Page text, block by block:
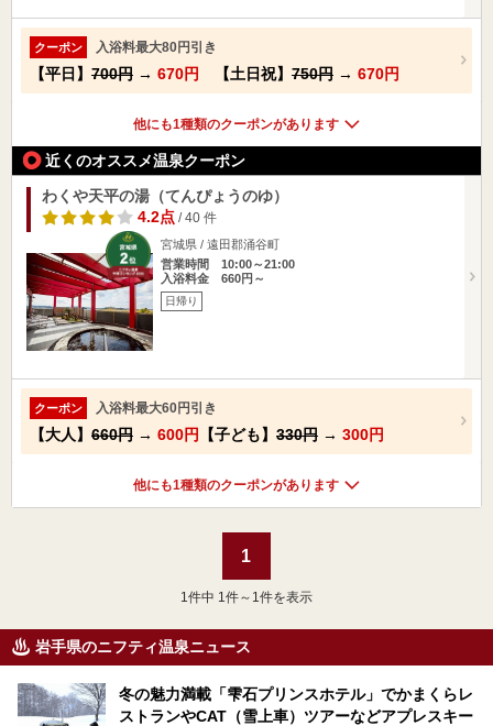
クーポン 入浴料最大80円引き
【平日】 700円 → 670円 【土日祝】 750円 → 670円
他にも1種類のクーポンがあります
近くのオススメ温泉クーポン
わくや天平の湯（てんぴょうのゆ）
4.2点/ 40 件
宮城県 / 遠田郡涌谷町
営業時間 10:00～21:00
入浴料金 660円～
日帰り
クーポン 入浴料最大60円引き
【大人】 660円 → 600円 【子ども】 330円 → 300円
他にも1種類のクーポンがあります
1
1 件中 1件～1件を表示
岩手県のニフティ温泉ニュース
冬の魅力満載「雫石プリンスホテル」でかまくらレ
ストランやCAT（雪上車）ツアーなどアプレスキー